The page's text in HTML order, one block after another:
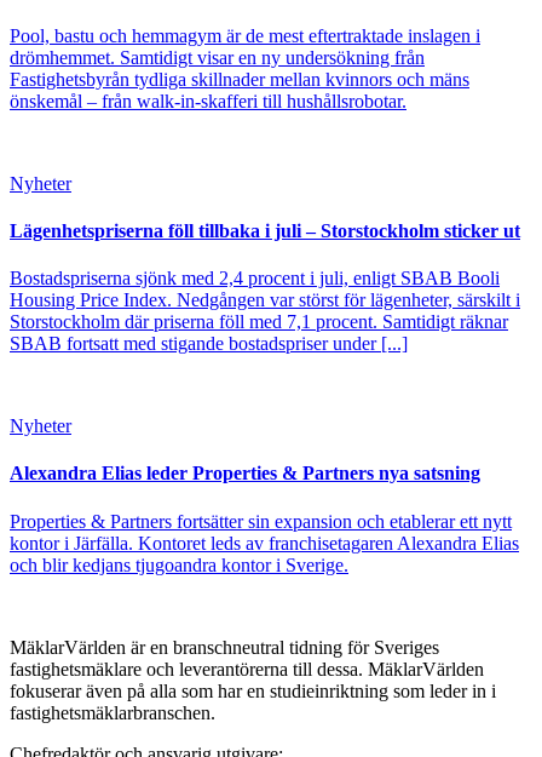
Pool, bastu och hemmagym är de mest eftertraktade inslagen i
drömhemmet. Samtidigt visar en ny undersökning från
Fastighetsbyrån tydliga skillnader mellan kvinnors och mäns
önskemål – från walk-in-skafferi till hushållsrobotar.
Nyheter
Lägenhetspriserna föll tillbaka i juli – Storstockholm sticker ut
Bostadspriserna sjönk med 2,4 procent i juli, enligt SBAB Booli
Housing Price Index. Nedgången var störst för lägenheter, särskilt i
Storstockholm där priserna föll med 7,1 procent. Samtidigt räknar
SBAB fortsatt med stigande bostadspriser under [...]
Nyheter
Alexandra Elias leder Properties & Partners nya satsning
Properties & Partners fortsätter sin expansion och etablerar ett nytt
kontor i Järfälla. Kontoret leds av franchisetagaren Alexandra Elias
och blir kedjans tjugoandra kontor i Sverige.
MäklarVärlden är en branschneutral tidning för Sveriges
fastighetsmäklare och leverantörerna till dessa. MäklarVärlden
fokuserar även på alla som har en studieinriktning som leder in i
fastighetsmäklarbranschen.